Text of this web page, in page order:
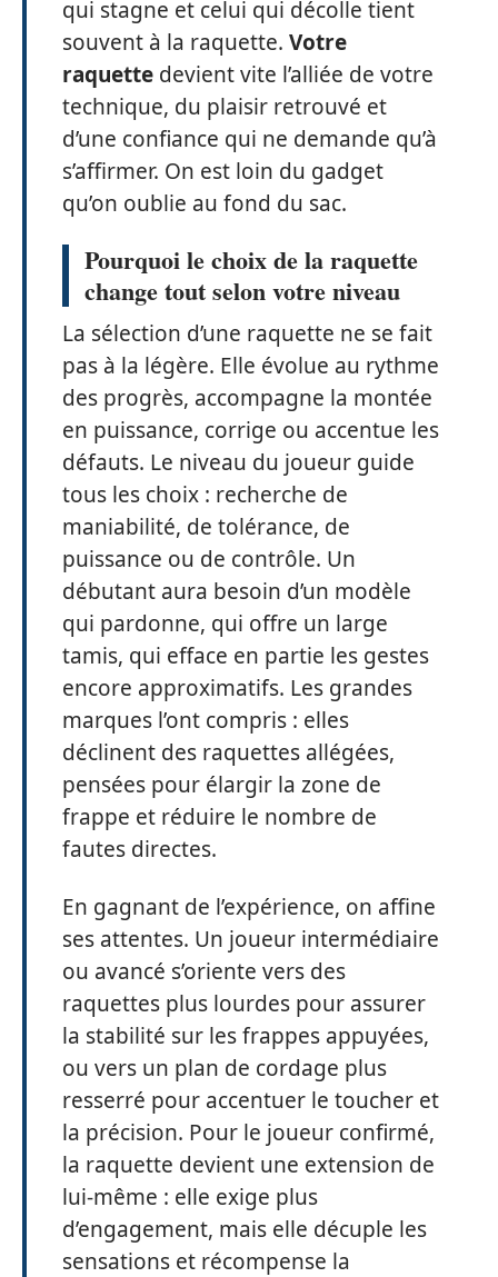
qui stagne et celui qui décolle tient
souvent à la raquette. Votre
raquette devient vite l’alliée de votre
technique, du plaisir retrouvé et
d’une confiance qui ne demande qu’à
s’affirmer. On est loin du gadget
qu’on oublie au fond du sac.
Pourquoi le choix de la raquette
change tout selon votre niveau
La sélection d’une raquette ne se fait
pas à la légère. Elle évolue au rythme
des progrès, accompagne la montée
en puissance, corrige ou accentue les
défauts. Le niveau du joueur guide
tous les choix : recherche de
maniabilité, de tolérance, de
puissance ou de contrôle. Un
débutant aura besoin d’un modèle
qui pardonne, qui offre un large
tamis, qui efface en partie les gestes
encore approximatifs. Les grandes
marques l’ont compris : elles
déclinent des raquettes allégées,
pensées pour élargir la zone de
frappe et réduire le nombre de
fautes directes.
En gagnant de l’expérience, on affine
ses attentes. Un joueur intermédiaire
ou avancé s’oriente vers des
raquettes plus lourdes pour assurer
la stabilité sur les frappes appuyées,
ou vers un plan de cordage plus
resserré pour accentuer le toucher et
la précision. Pour le joueur confirmé,
la raquette devient une extension de
lui-même : elle exige plus
d’engagement, mais elle décuple les
sensations et récompense la